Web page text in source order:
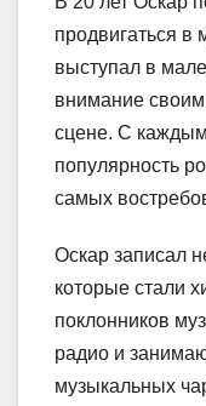
продвигаться в
выступал в
внимание
сцене. С
популярность
самых
Оскар записал
которые стали
поклонников
радио и
музыкальных